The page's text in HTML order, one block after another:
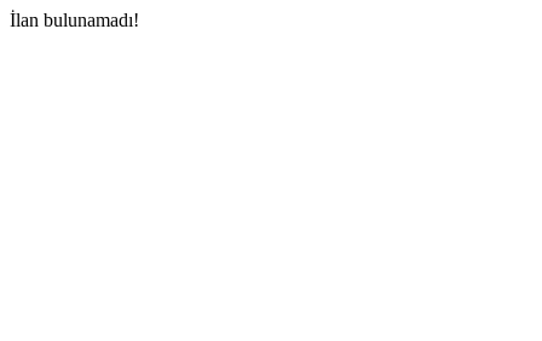
İlan bulunamadı!